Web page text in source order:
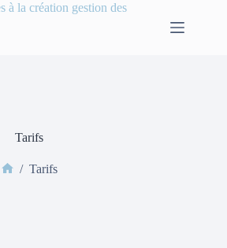
Tarifs
/ Tarifs